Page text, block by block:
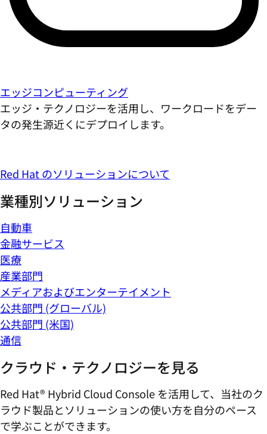
エッジコンピューティング
エッジ・テクノロジーを活用し、ワークロードをデー
タの発生源近くにデプロイします。
Red Hat のソリューションについて
業種別ソリューション
自動車
金融サービス
医療
産業部門
メディアおよびエンターテイメント
公共部門 (グローバル)
公共部門 (米国)
通信
クラウド・テクノロジーを見る
Red Hat® Hybrid Cloud Console を活用して、当社のク
ラウド製品とソリューションの使い方を自分のペース
で学ぶことができます。